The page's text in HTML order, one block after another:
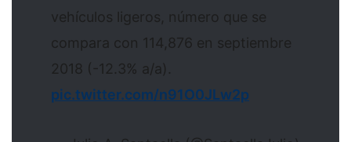
vehículos ligeros, número que se
compara con 114,876 en septiembre
2018 (-12.3% a/a).
pic.twitter.com/n91O0JLw2p